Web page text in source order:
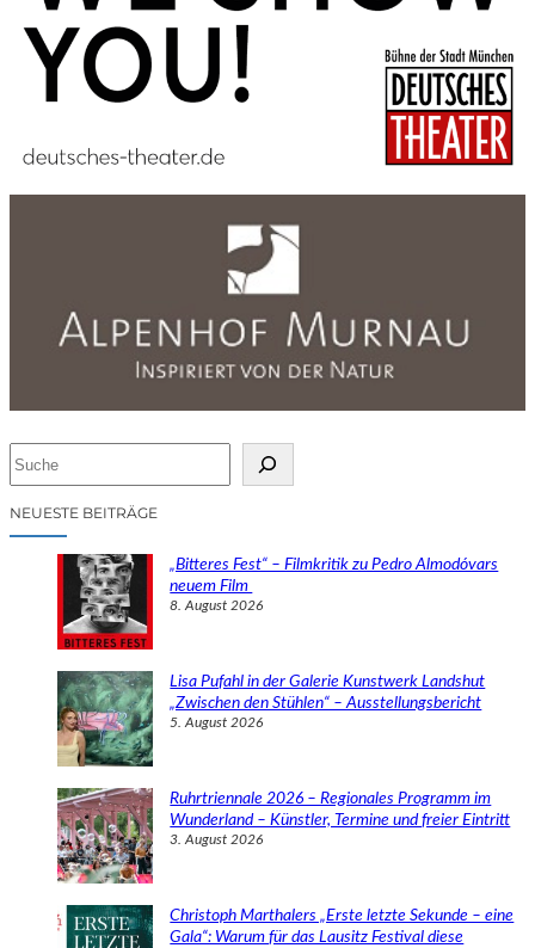
cNEUESTE BEITRÄGE
„Bitteres Fest“ – Filmkritik zu Pedro Almodóvars
neuem Film
8. August 2026
Lisa Pufahl in der Galerie Kunstwerk Landshut
„Zwischen den Stühlen“ – Ausstellungsbericht
5. August 2026
Ruhrtriennale 2026 – Regionales Programm im
Wunderland – Künstler, Termine und freier Eintritt
3. August 2026
Christoph Marthalers „Erste letzte Sekunde – eine
Gala“: Warum für das Lausitz Festival diese